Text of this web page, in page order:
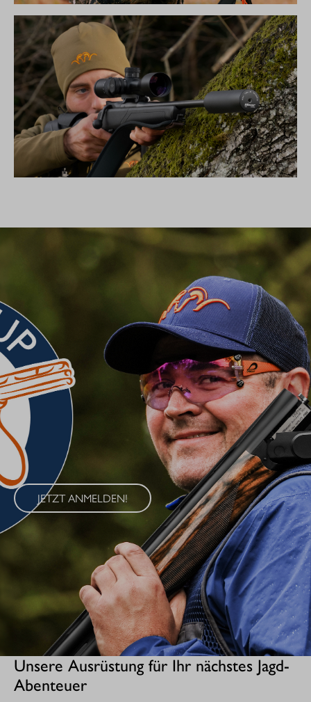
DIE NEUE SILENCE KOLLEKTION
BLASER CUP 2026
Erleben Sie den Blaser Cup 2026 – eine exklusive Serie von
Wettkämpfen im Wurfscheibenschießen, die an vier
renommierten Standorten in Deutschland ausgetragen wird. Der
Blaser Cup bietet Schützen aller Klassen die Möglichkeit, ihre
Fähigkeiten im sportlichen Wettkampf unter Beweis zu stellen.
JETZT ANMELDEN!
Unsere Ausrüstung für Ihr nächstes Jagd-
Abenteuer